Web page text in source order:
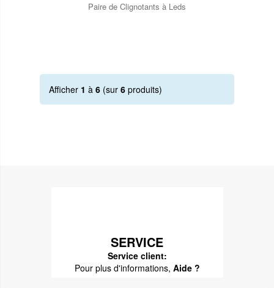
Paire de Clignotants à Leds
Afficher 1 à 6 (sur 6 produits)
SERVICE
Service client:
Pour plus d'informations, Aide ?